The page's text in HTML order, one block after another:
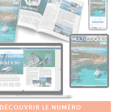
DÉCOUVRIR LE NUMÉRO